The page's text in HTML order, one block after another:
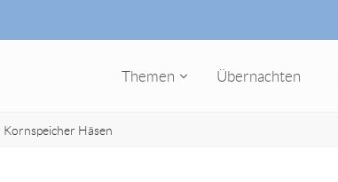
Themen Übernachten
Kornspeicher Häsen